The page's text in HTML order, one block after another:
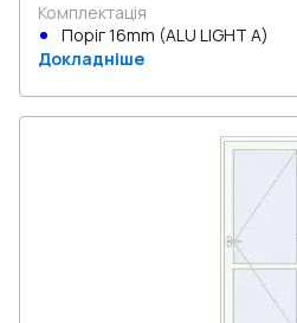
Комплектація
Поріг 16mm (ALU LIGHT A)
Докладніше